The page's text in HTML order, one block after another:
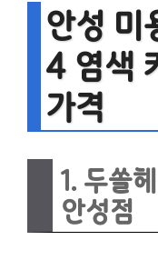
안성
4 염색
가격
1. 두쏠
안성점